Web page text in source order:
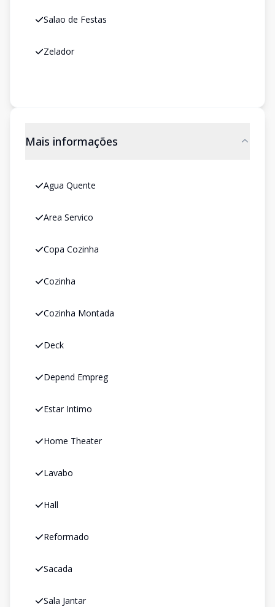
Salao de Festas
Zelador
Mais informações
Agua Quente
Area Servico
Copa Cozinha
Cozinha
Cozinha Montada
Deck
Depend Empreg
Estar Intimo
Home Theater
Lavabo
Hall
Reformado
Sacada
Sala Jantar